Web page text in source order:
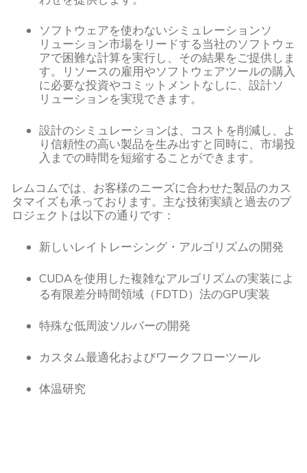
ソフトウェアを使わないシミュレーションソ
リューション市場をリードする当社のソフトウェ
アで困難な計算を実行し、その結果をご提供しま
す。リソースの雇用やソフトウェアツールの購入
に必要な投資やコミットメントなしに、設計ソ
リューションを実現できます。
設計のシミュレーションは、コストを削減し、よ
り信頼性の高い製品を生み出すと同時に、市場投
入までの時間を短縮することができます。
レムコムでは、お客様のニーズに合わせた製品のカス
タマイズも承っております。主な技術実績と過去のプ
ロジェクトは以下の通りです：
新しいレイトレーシング・アルゴリズムの開発
CUDAを使用した複雑なアルゴリズムの実装によ
る有限差分時間領域（FDTD）法のGPU実装
特殊な低周波ソルバーの開発
カスタム最適化およびワークフローツール
体温研究